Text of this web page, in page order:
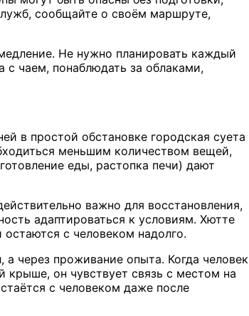
сообщайте о своём маршруте,
Не нужно планировать каждый
с чаем, понаблюдать за облаками,
в простой обстановке городская суета
меньшим количеством вещей,
еды, растопка печи) дают
важно для восстановления,
адаптироваться к условиям. Хютте
с человеком надолго.
а через проживание опыта. Когда человек
крыше, он чувствует связь с местом на
с человеком даже после